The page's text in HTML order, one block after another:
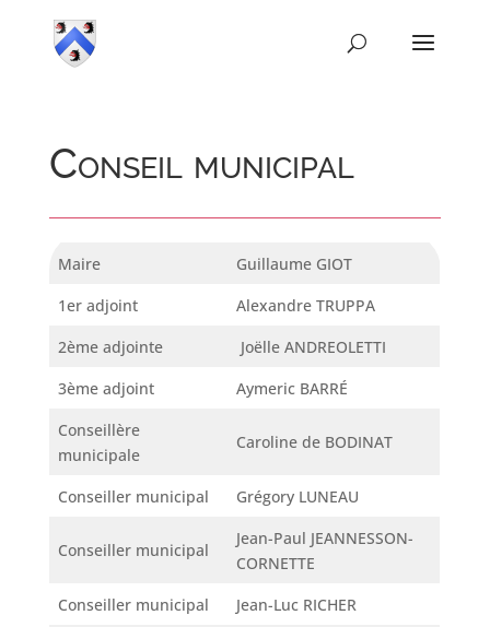
Conseil municipal
Maire
Guillaume GIOT
1er adjoint
Alexandre TRUPPA
2ème adjointe
Joëlle ANDREOLETTI
3ème adjoint
Aymeric BARRÉ
Conseillère
municipale
Caroline de BODINAT
Conseiller municipal Grégory LUNEAU
Conseiller municipal
Jean-Paul JEANNESSON-
CORNETTE
Conseiller municipal
Jean-Luc RICHER